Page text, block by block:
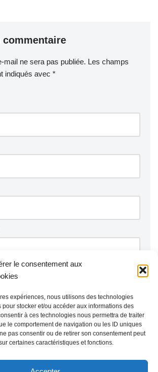
le consentement aux
expériences, nous utilisons des technologies
stocker et/ou accéder aux informations des
à ces technologies nous permettra de traiter
le comportement de navigation ou les ID uniques
pas consentir ou de retirer son consentement peut
certaines caractéristiques et fonctions.
commentaire
mail ne sera pas publiée. Les champs
indiqués avec *